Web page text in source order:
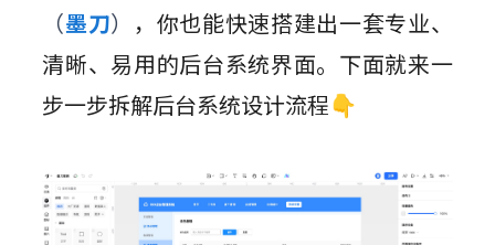
（墨刀）
，你也能快速搭建出一套专业、
清晰、易用的后台系统界面。下面就来一
步一步拆解后台系统设计流程👇